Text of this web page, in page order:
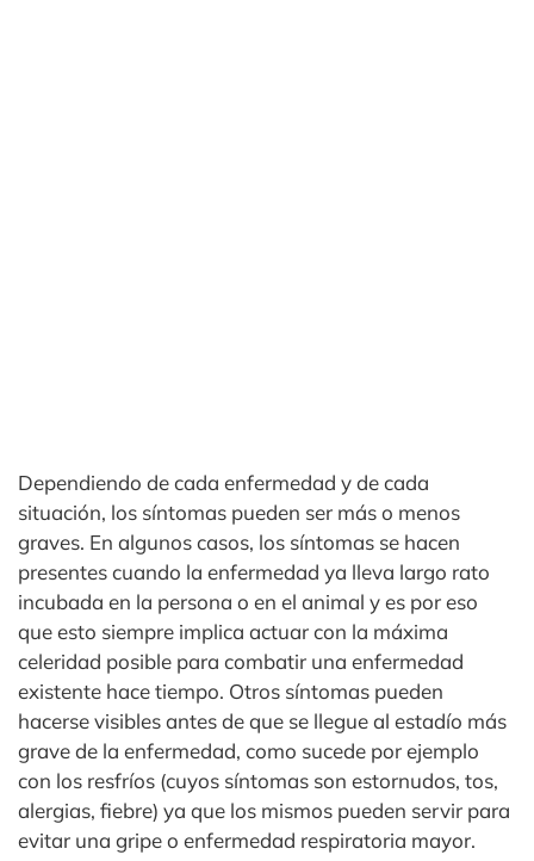
Dependiendo de cada enfermedad y de cada
situación, los síntomas pueden ser más o menos
graves. En algunos casos, los síntomas se hacen
presentes cuando la enfermedad ya lleva largo rato
incubada en la persona o en el animal y es por eso
que esto siempre implica actuar con la máxima
celeridad posible para combatir una enfermedad
existente hace tiempo. Otros síntomas pueden
hacerse visibles antes de que se llegue al estadío más
grave de la enfermedad, como sucede por ejemplo
con los resfríos (cuyos síntomas son estornudos, tos,
alergias, fiebre) ya que los mismos pueden servir para
evitar una gripe o enfermedad respiratoria mayor.